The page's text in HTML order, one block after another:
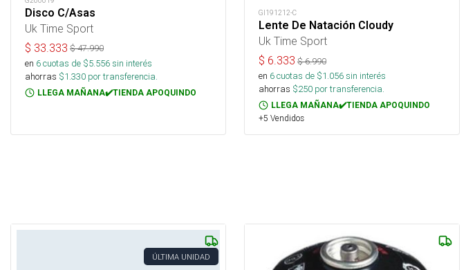
Disco C/Asas
Uk Time Sport
$ 33.333 $47.990
en 6cuotas de $5.556sin interés
ahorras $1.330 por transferencia.
LLEGA MAÑANA✔️TIENDA APOQUINDO
GI191212-C
Lente De Natación Cloudy
Uk Time Sport
$ 6.333 $6.990
en 6cuotas de $1.056sin interés
ahorras $250 por transferencia.
LLEGA MAÑANA✔️TIENDA APOQUINDO
+5 Vendidos
ÚLTIMA UNIDAD